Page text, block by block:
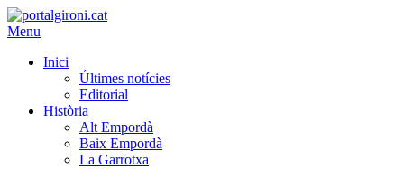
Menu
Inici
Últimes notícies
Editorial
Història
Alt Empordà
Baix Empordà
La Garrotxa